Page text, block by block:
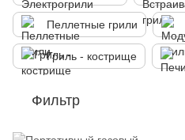
Пеллетные грили
Гриль - кострище
Фильтр